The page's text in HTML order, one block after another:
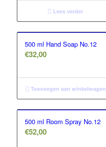
Lees verder
500 ml Hand Soap No.12
€32,00
Toevoegen aan winkelwagen
500 ml Room Spray No.12
€52,00